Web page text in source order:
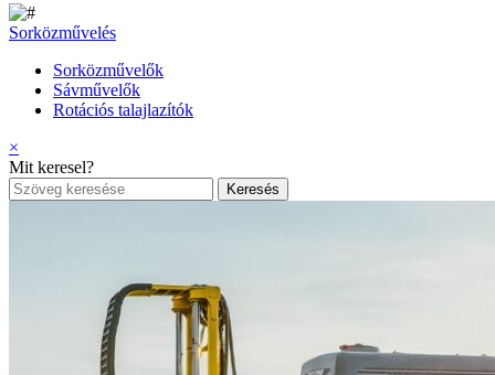
Sorközművelés
Sorközművelők
Sávművelők
Rotációs talajlazítók
×
Mit keresel?